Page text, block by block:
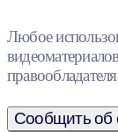
Любое
Сообщить об